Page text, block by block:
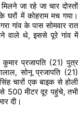
जा रहे जा चार दोस्तों
में कोहराम मच गया।
गांव के पास सोमवार रात
वाले थे, इससे पूरे गांव में
कुमार प्रजापति (21) पुत्र
सोनू प्रजापति (21)
चारों एक बाइक से होली
500 मीटर दूर पहुंचे, तभी
दी।